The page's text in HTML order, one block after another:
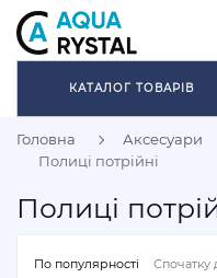
КАТАЛОГ ТОВАРІВ
Головна Аксесуари
Полиці потрійні
Полиці
По популярності